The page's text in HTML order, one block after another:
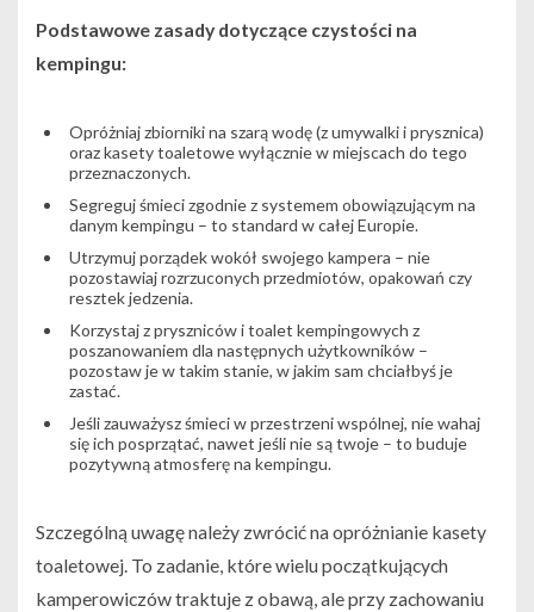
Podstawowe zasady dotyczące czystości na
kempingu:
Opróżniaj zbiorniki na szarą wodę (z umywalki i prysznica)
oraz kasety toaletowe wyłącznie w miejscach do tego
przeznaczonych.
Segreguj śmieci zgodnie z systemem obowiązującym na
danym kempingu – to standard w całej Europie.
Utrzymuj porządek wokół swojego kampera – nie
pozostawiaj rozrzuconych przedmiotów, opakowań czy
resztek jedzenia.
Korzystaj z pryszniców i toalet kempingowych z
poszanowaniem dla następnych użytkowników –
pozostaw je w takim stanie, w jakim sam chciałbyś je
zastać.
Jeśli zauważysz śmieci w przestrzeni wspólnej, nie wahaj
się ich posprzątać, nawet jeśli nie są twoje – to buduje
pozytywną atmosferę na kempingu.
Szczególną uwagę należy zwrócić na opróżnianie kasety
toaletowej. To zadanie, które wielu początkujących
kamperowiczów traktuje z obawą, ale przy zachowaniu